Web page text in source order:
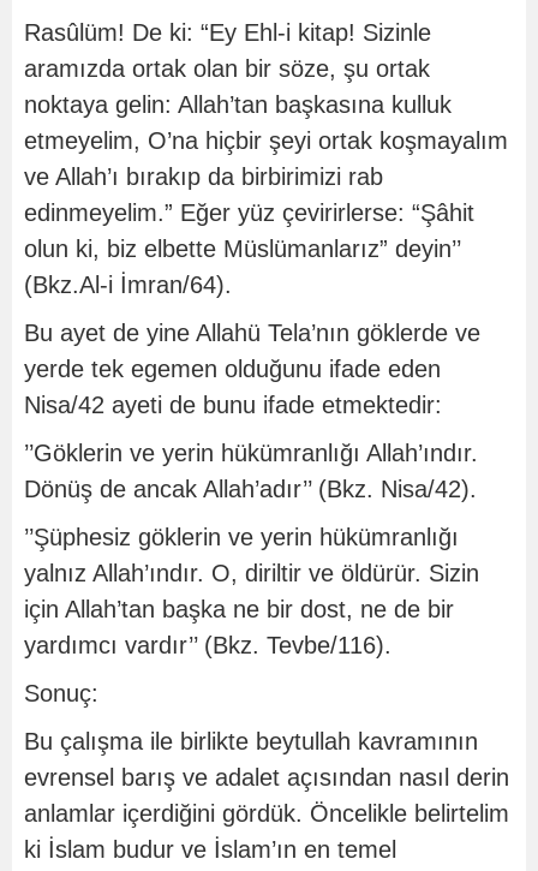
Rasûlüm! De ki: “Ey Ehl-i kitap! Sizinle
aramızda ortak olan bir söze, şu ortak
noktaya gelin: Allah’tan başkasına kulluk
etmeyelim, O’na hiçbir şeyi ortak koşmayalım
ve Allah’ı bırakıp da birbirimizi rab
edinmeyelim.” Eğer yüz çevirirlerse: “Şâhit
olun ki, biz elbette Müslümanlarız” deyin’’
(Bkz.Al-i İmran/64).
Bu ayet de yine Allahü Tela’nın göklerde ve
yerde tek egemen olduğunu ifade eden
Nisa/42 ayeti de bunu ifade etmektedir:
’’Göklerin ve yerin hükümranlığı Allah’ındır.
Dönüş de ancak Allah’adır’’ (Bkz. Nisa/42).
’’Şüphesiz göklerin ve yerin hükümranlığı
yalnız Allah’ındır. O, diriltir ve öldürür. Sizin
için Allah’tan başka ne bir dost, ne de bir
yardımcı vardır’’ (Bkz. Tevbe/116).
Sonuç:
Bu çalışma ile birlikte beytullah kavramının
evrensel barış ve adalet açısından nasıl derin
anlamlar içerdiğini gördük. Öncelikle belirtelim
ki İslam budur ve İslam’ın en temel